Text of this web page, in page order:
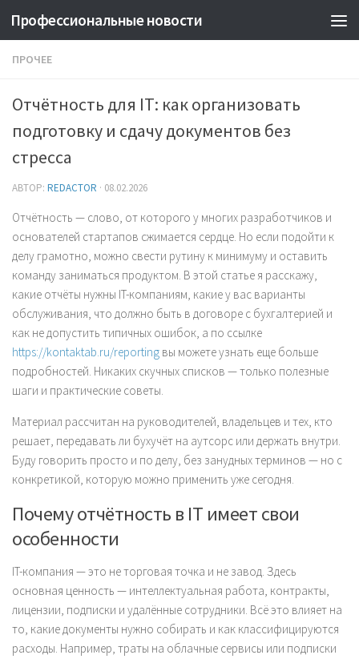
Профессиональные новости
ПРОЧЕЕ
Отчётность для IT: как организовать
подготовку и сдачу документов без
стресса
АВТОР: REDACTOR · 08.02.2026
Отчётность — слово, от которого у многих разработчиков и
основателей стартапов сжимается сердце. Но если подойти к
делу грамотно, можно свести рутину к минимуму и оставить
команду заниматься продуктом. В этой статье я расскажу,
какие отчёты нужны IT-компаниям, какие у вас варианты
обслуживания, что должно быть в договоре с бухгалтерией и
как не допустить типичных ошибок, а по ссылке
https://kontaktab.ru/reporting вы можете узнать еще больше
подробностей. Никаких скучных списков — только полезные
шаги и практические советы.
Материал рассчитан на руководителей, владельцев и тех, кто
решает, передавать ли бухучёт на аутсорс или держать внутри.
Буду говорить просто и по делу, без занудных терминов — но с
конкретикой, которую можно применить уже сегодня.
Почему отчётность в IT имеет свои
особенности
IT-компания — это не торговая точка и не завод. Здесь
основная ценность — интеллектуальная работа, контракты,
лицензии, подписки и удалённые сотрудники. Всё это влияет на
то, какие документы нужно собирать и как классифицируются
расходы. Например, траты на облачные сервисы или подписки